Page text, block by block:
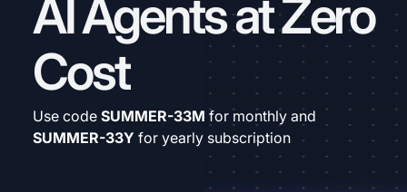
AI Agents at Zero
Cost
Use code SUMMER-33M for monthly and
SUMMER-33Y for yearly subscription